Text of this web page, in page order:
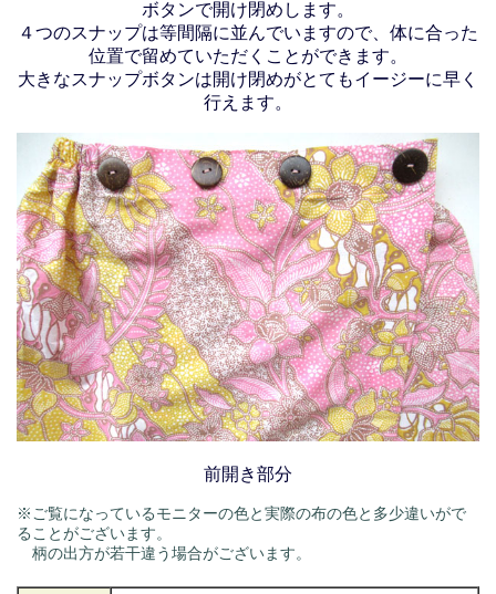
ボタンで開け閉めします。
４つのスナップは等間隔に並んでいますので、体に合った
位置で留めていただくことができます。
大きなスナップボタンは開け閉めがとてもイージーに早く
行えます。
前開き部分
※ご覧になっているモニターの色と実際の布の色と多少違いがで
ることがございます。
柄の出方が若干違う場合がございます。